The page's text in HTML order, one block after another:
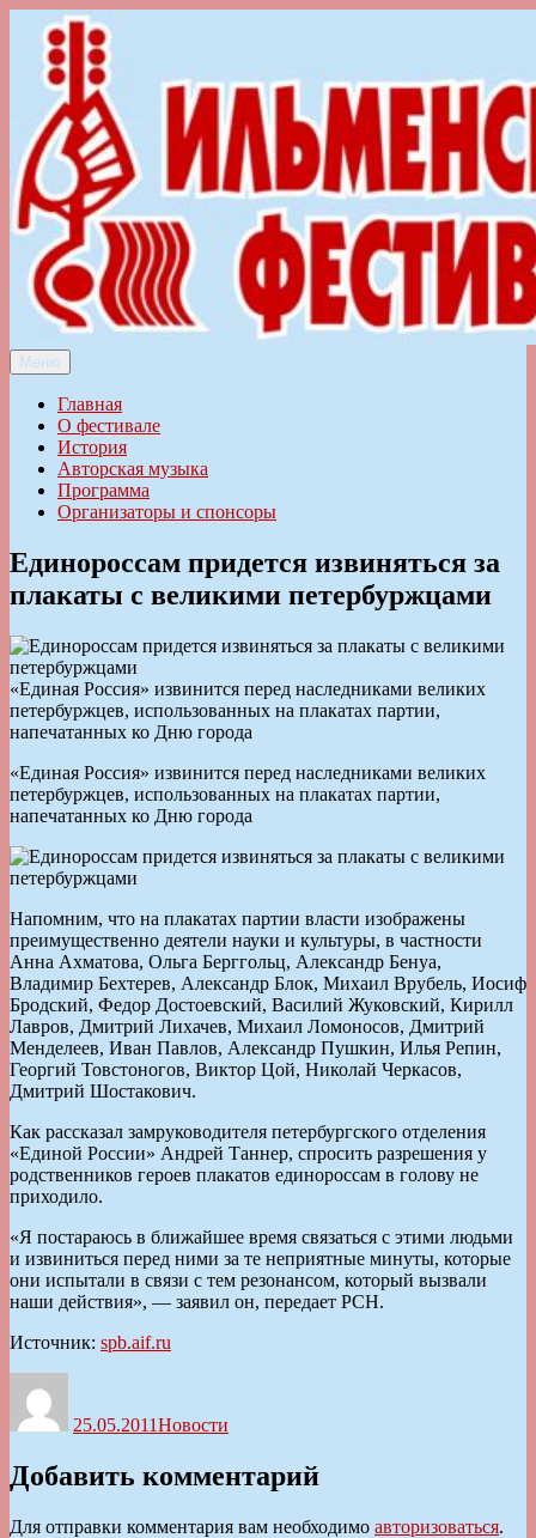
Перейти
содержимому
Ильменский фестиваль авторской песни
Меню
Главная
О фестивале
История
Авторская музыка
Программа
Организаторы и спонсоры
Единороссам придется извиняться за
плакаты с великими петербуржцами
«Единая Россия» извинится перед наследниками великих
петербуржцев, использованных на плакатах партии,
напечатанных ко Дню города
«Единая Россия» извинится перед наследниками великих
петербуржцев, использованных на плакатах партии,
напечатанных ко Дню города
Напомним, что на плакатах партии власти изображены
преимущественно деятели науки и культуры, в частности
Анна Ахматова, Ольга Берггольц, Александр Бенуа,
Владимир Бехтерев, Александр Блок, Михаил Врубель, Иосиф
Бродский, Федор Достоевский, Василий Жуковский, Кирилл
Лавров, Дмитрий Лихачев, Михаил Ломоносов, Дмитрий
Менделеев, Иван Павлов, Александр Пушкин, Илья Репин,
Георгий Товстоногов, Виктор Цой, Николай Черкасов,
Дмитрий Шостакович.
Как рассказал замруководителя петербургского отделения
«Единой России» Андрей Таннер, спросить разрешения у
родственников героев плакатов единороссам в голову не
приходило.
«Я постараюсь в ближайшее время связаться с этими людьми
и извиниться перед ними за те неприятные минуты, которые
они испытали в связи с тем резонансом, который вызвали
наши действия», — заявил он, передает РСН.
Источник: spb.aif.ru
25.05.2011Новости
Добавить комментарий
Для отправки комментария вам необходимо авторизоваться.